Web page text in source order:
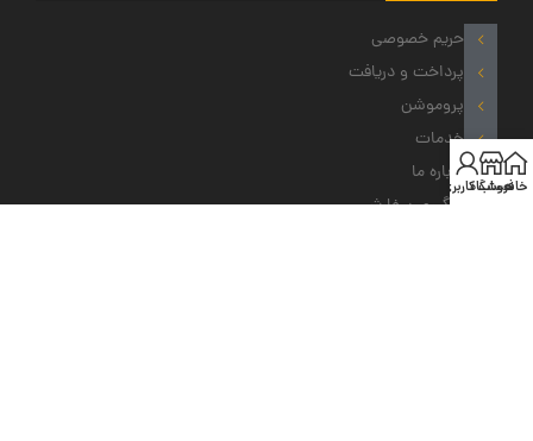
حریم خصوصی
پرداخت و دریافت
پروموشن
خدمات
درباره ما
پیگیری سفارش
خانهفروشگاه
حساب کاربری من